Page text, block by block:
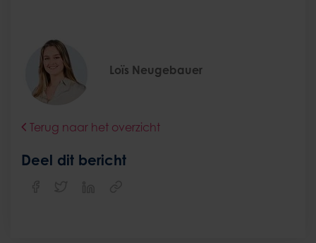
Loïs Neugebauer
Terug naar het overzicht
Deel dit bericht